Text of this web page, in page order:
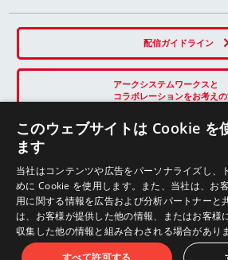
配信ガイドライン
アークシステムワークスと
コラボレーションをお考え
SNS
© ARC SYSTEM
このウェブサイトは Cookie を
ます
当社はコンテンツや広告をパーソナライズし、
めに Cookie を使用します。また、当社は、お
用に関する情報を広告および分析パートナーと
は、お客様が提供した他の情報、またはお客様
収集した他の情報と組み合わされる場合があり
すべて許可する